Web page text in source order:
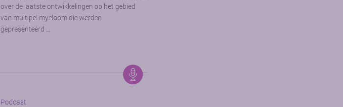
over de laatste ontwikkelingen op het gebied
van multipel myeloom die werden
gepresenteerd …
Podcast